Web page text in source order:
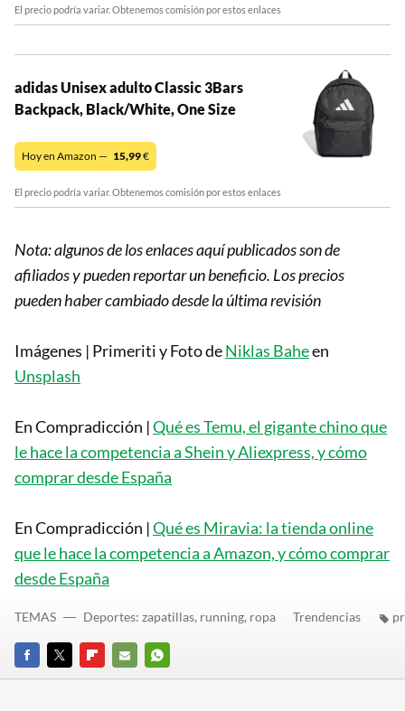
El precio podría variar. Obtenemos comisión por estos enlaces
adidas Unisex adulto Classic 3Bars
Backpack, Black/White, One Size
Hoy en Amazon — 15,99€
El precio podría variar. Obtenemos comisión por estos enlaces
Nota: algunos de los enlaces aquí publicados son de
afiliados y pueden reportar un beneficio. Los precios
pueden haber cambiado desde la última revisión
Imágenes | Primeriti y Foto deNiklas Baheen
Unsplash
En Compradicción |Qué es Temu, el gigante chino que
le hace la competencia a Shein y Aliexpress, y cómo
comprar desde España
En Compradicción |Qué es Miravia: la tienda online
que le hace la competencia a Amazon, y cómo comprar
desde España
FACEBOOK
TWITTERFLIPBOARD
E-
WHATSAPP
TEMAS Deportes: zapatillas, running, ropa Trendencias